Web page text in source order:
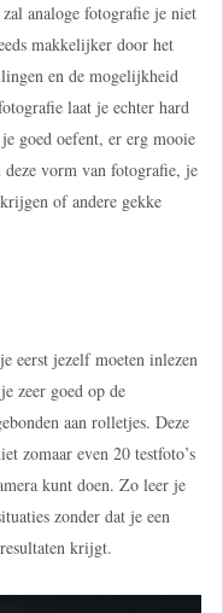
analoge fotografie je niet
makkelijker door het
en de mogelijkheid
laat je echter hard
goed oefent, er erg mooie
vorm van fotografie, je
of andere gekke
eerst jezelf moeten inlezen
zeer goed op de
aan rolletjes. Deze
zomaar even 20 testfoto’s
kunt doen. Zo leer je
zonder dat je een
krijgt.